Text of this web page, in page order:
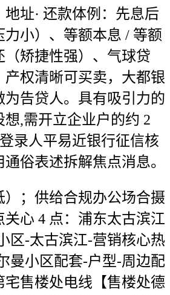
址· 还款体例：先息后
力小）、等额本息 / 等额
（矫捷性强）、气球贷
产权清晰可买卖，大都银
为告贷人。具有吸引力的
,需开立企业户的约 2
录人平易近银行征信核
俗表述拆解焦点消息。
；供给合规办公场合摄
心 4 点：浦东太古滨江
区-太古滨江-营销核心热
曼小区配套-户型-周边配
宅售楼处电线【售楼处德